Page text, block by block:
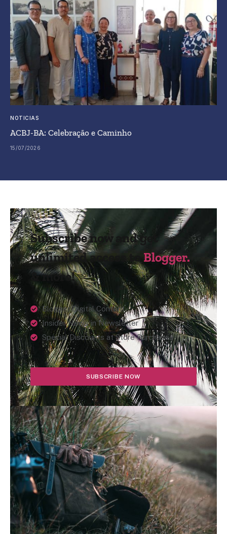
NOTICIAS
ACBJ-BA: Celebração e Caminho
15/07/2026
Subscribe now and get
unlimited access to Blogger.
& more!
Blogger Digital Content
Insider News in Newsletter
Special Discounts at Store Purchases
SUBSCRIBE NOW